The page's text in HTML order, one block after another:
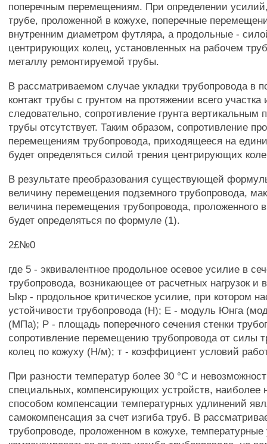
поперечным перемещениям. При определении
трубе, проложенной в кожухе, поперечные
внутренним диаметром футляра, а продольные -
центрирующих колец, установленных на рабочем
металлу ремонтируемой трубы.
В рассматриваемом случае укладки трубопровода в
контакт трубы с грунтом на протяжении всего
следовательно, сопротивление грунта
трубы отсутствует. Таким образом, сопротивление
перемещениям трубопровода, приходящееся на
будет определяться силой трения центрирующих
В результате преобразования существующей
величину перемещения подземного трубопровода,
величина перемещения трубопровода, проложенного
будет определяться по формуле (1).
2£№0
где 5 - эквивалентное продольное осевое усилие в
трубопровода, возникающее от расчетных нагрузок и
Ыкр - продольное критическое усилие, при котором
устойчивости трубопровода (Н); Е - модуль Юнга
(МПа); Р - площадь поперечного сечения стенки
сопротивление перемещению трубопровода от силы
колец по кожуху (Н/м); т - коэффициент условий
При разности температур более 30 °С и
специальных, компенсирующих устройств, наиболее
способом компенсации температурных удлинений
самокомпенсация за счет изгиба труб. В
трубопроводе, проложенном в кожухе,